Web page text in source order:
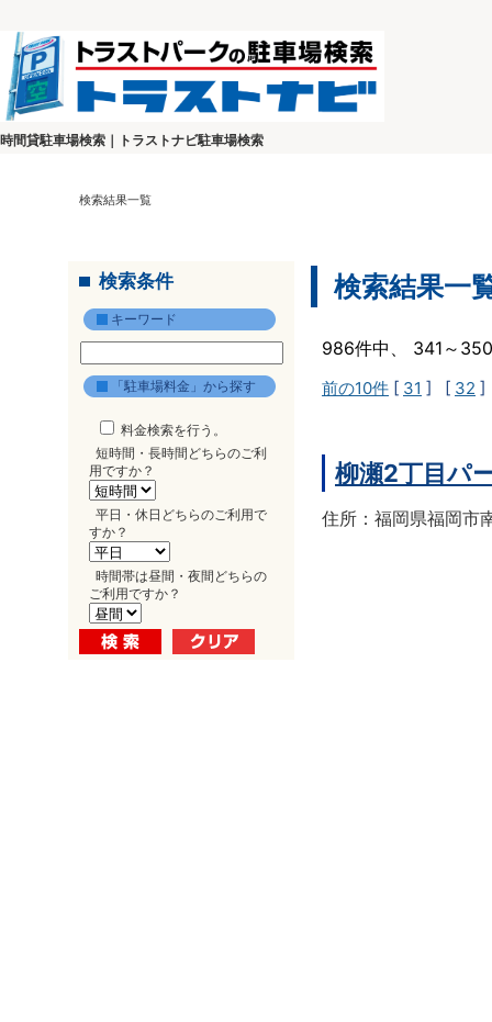
時間貸駐車場検索｜トラストナビ駐車場検索
検索結果一覧
検索条件
キーワード
「駐車場料金」から探す
料金検索を行う。
短時間・長時間どちらのご利
用ですか？
平日・休日どちらのご利用で
すか？
時間帯は昼間・夜間どちらの
ご利用ですか？
検索結果一
986件中、 341～
前の10件 [ 31 ] [ 32
柳瀬2丁目パ
住所：福岡県福岡市